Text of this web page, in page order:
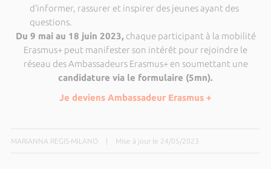
d’informer, rassurer et inspirer des jeunes ayant des
questions.
Du 9 mai au 18 juin 2023, chaque participant à la mobilité
Erasmus+ peut manifester son intérêt pour rejoindre le
réseau des Ambassadeurs Erasmus+ en soumettant une
candidature via le formulaire (5mn).
Je deviens Ambassadeur Erasmus +
MARIANNA REGIS-MILANO Mise à jour le 24/05/2023